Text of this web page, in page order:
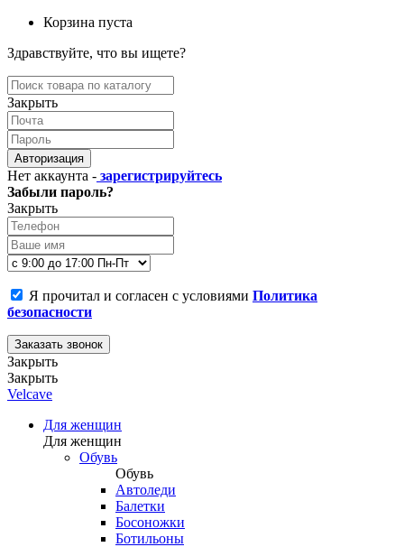
Корзина пуста
Здравствуйте, что вы ищете?
Закрыть
Авторизация
Нет аккаунта - зарегистрируйтесь
Забыли пароль?
Закрыть
Я прочитал и согласен с условиями Политика
безопасности
Заказать звонок
Закрыть
Закрыть
Velcave
Для женщин
Для женщин
Обувь
Обувь
Автоледи
Балетки
Босоножки
Ботильоны